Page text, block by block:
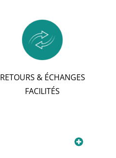
RETOURS & ÉCHANGES
FACILITÉS